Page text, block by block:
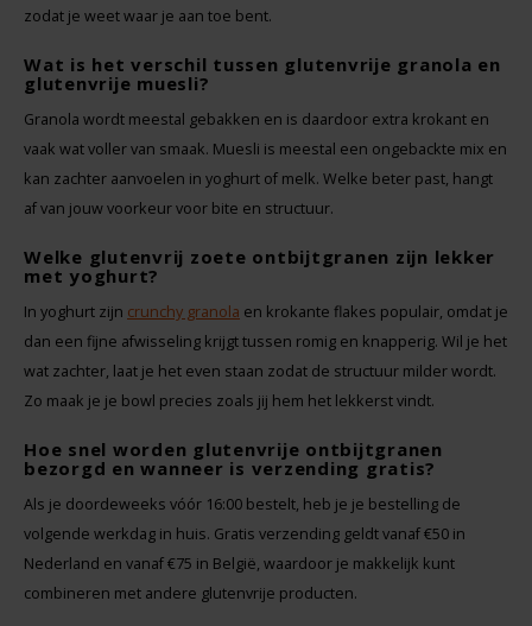
zodat je weet waar je aan toe bent.
Wat is het verschil tussen glutenvrije granola en
glutenvrije muesli?
Granola wordt meestal gebakken en is daardoor extra krokant en
vaak wat voller van smaak. Muesli is meestal een ongebackte mix en
kan zachter aanvoelen in yoghurt of melk. Welke beter past, hangt
af van jouw voorkeur voor bite en structuur.
Welke glutenvrij zoete ontbijtgranen zijn lekker
met yoghurt?
In yoghurt zijn crunchy granola en krokante flakes populair, omdat je
dan een fijne afwisseling krijgt tussen romig en knapperig. Wil je het
wat zachter, laat je het even staan zodat de structuur milder wordt.
Zo maak je je bowl precies zoals jij hem het lekkerst vindt.
Hoe snel worden glutenvrije ontbijtgranen
bezorgd en wanneer is verzending gratis?
Als je doordeweeks vóór 16:00 bestelt, heb je je bestelling de
volgende werkdag in huis. Gratis verzending geldt vanaf €50 in
Nederland en vanaf €75 in België, waardoor je makkelijk kunt
combineren met andere glutenvrije producten.